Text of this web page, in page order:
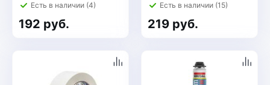
Есть в наличии (4)
192 руб.
Есть в наличии (15)
219 руб.